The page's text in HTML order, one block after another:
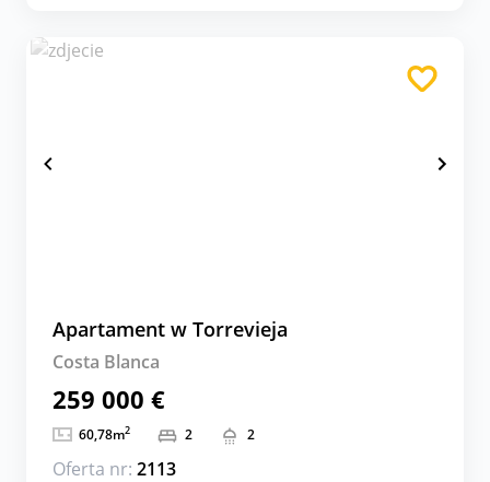
Apartament w Torrevieja
Costa Blanca
259 000 €
60,78m2 2 2
Oferta nr: 2113